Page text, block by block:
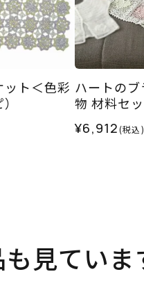
ット＜色彩 ハートの
物 材料セッ
¥6,912(税込)
見ていま